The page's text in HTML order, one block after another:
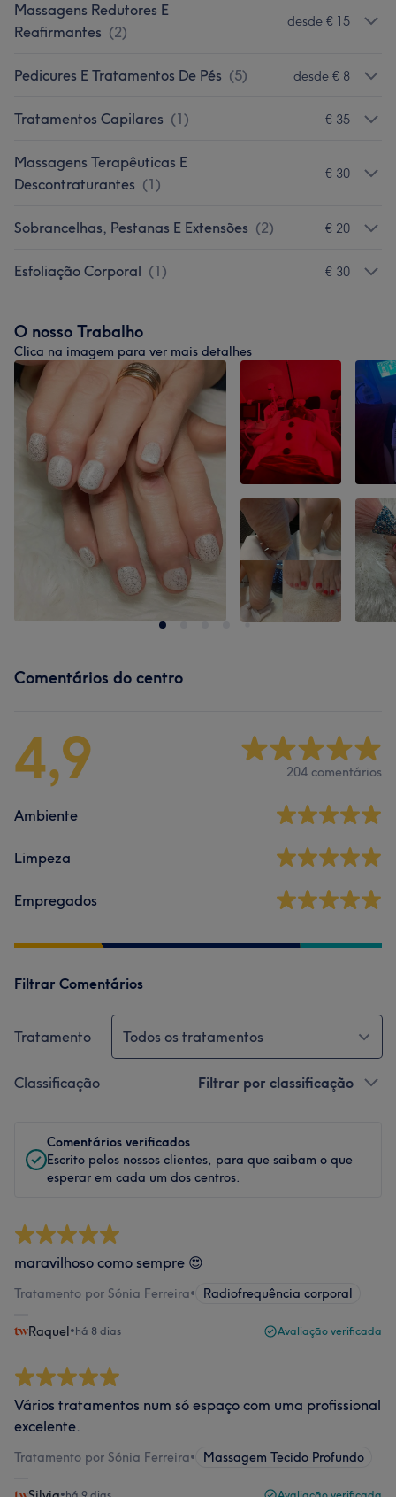
Massagens Redutores E
Reafirmantes (2)
desde € 15
Pedicures E Tratamentos De Pés (5) desde € 8
Tratamentos Capilares (1) € 35
Massagens Terapêuticas E
Descontraturantes (1)
€ 30
Sobrancelhas, Pestanas E Extensões (2) € 20
Esfoliação Corporal (1) € 30
O nosso Trabalho
Clica na imagem para ver mais detalhes
Comentários do centro
4,9 204 comentários
Ambiente
Limpeza
Empregados
Filtrar Comentários
Tratamento Todos os tratamentos
Classificação Filtrar por classificação
Comentários verificados
Escrito pelos nossos clientes, para que saibam o que
esperar em cada um dos centros.
maravilhoso como sempre 😍
Tratamento por Sónia Ferreira• Radiofrequência corporal
Raquel•há 8 dias Avaliação verificada
Vários tratamentos num só espaço com uma profissional
excelente.
Tratamento por Sónia Ferreira• Massagem Tecido Profundo